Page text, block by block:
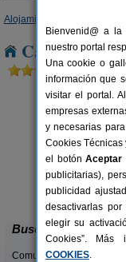
Alojamientos
Casas
La
Buscar
Comunidades:
Bienvenid@ a
nuestro portal
Una cookie o
información que
visitar el portal.
empresas
y necesarias
Cookies Técnicas
el botónAceptar
publicitarias),
publicidad
desactivarlas
elegir su
Cookies”. Más
COOKIES.